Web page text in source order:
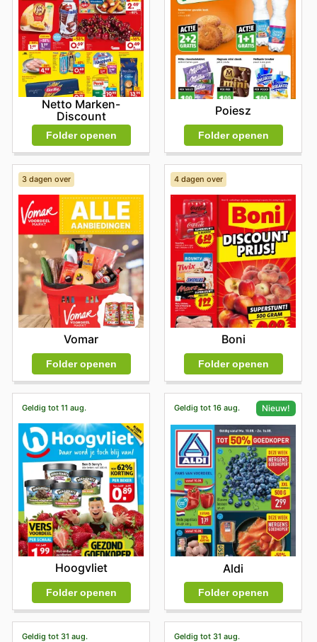
Netto Marken-
Discount
Folder openen
Poiesz
Folder openen
3 dagen over
Vomar
Folder openen
4 dagen over
Boni
Folder openen
Geldig tot 11 aug.
Hoogvliet
Folder openen
Geldig tot 16 aug. Nieuw!
Aldi
Folder openen
Geldig tot 31 aug. Geldig tot 31 aug.